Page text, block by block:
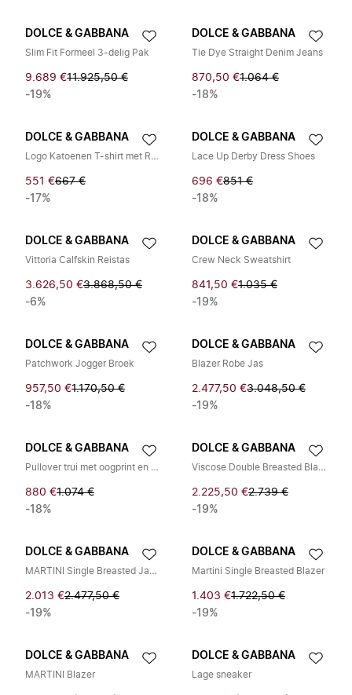
DOLCE & GABBANA
Slim Fit Formeel 3-delig Pak
9.689 €11.925,50 €
-19%
DOLCE & GABBANA
Tie Dye Straight Denim Jeans
870,50 €1.064 €
-18%
DOLCE & GABBANA
Logo Katoenen T-shirt met Ronde Hals
551 €667 €
-17%
DOLCE & GABBANA
Lace Up Derby Dress Shoes
696 €851 €
-18%
DOLCE & GABBANA
Vittoria Calfskin Reistas
3.626,50 €3.868,50 €
-6%
DOLCE & GABBANA
Crew Neck Sweatshirt
841,50 €1.035 €
-19%
DOLCE & GABBANA
Patchwork Jogger Broek
957,50 €1.170,50 €
-18%
DOLCE & GABBANA
Blazer Robe Jas
2.477,50 €3.048,50 €
-19%
DOLCE & GABBANA
Pullover trui met oogprint en ronde hals
880 €1.074 €
-18%
DOLCE & GABBANA
Viscose Double Breasted Blazer
2.225,50 €2.739 €
-19%
DOLCE & GABBANA
MARTINI Single Breasted Jacket
2.013 €2.477,50 €
-19%
DOLCE & GABBANA
Martini Single Breasted Blazer
1.403 €1.722,50 €
-19%
DOLCE & GABBANA
MARTINI Blazer
DOLCE & GABBANA
Lage sneaker